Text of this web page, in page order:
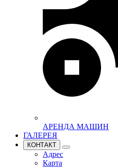
АРЕНДА МАШИН
ГАЛЕРЕЯ
КОНТАКТ
Адрес
Карта